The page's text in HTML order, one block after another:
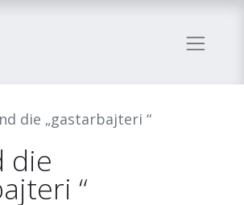
die „gastarbajteri “
die
“